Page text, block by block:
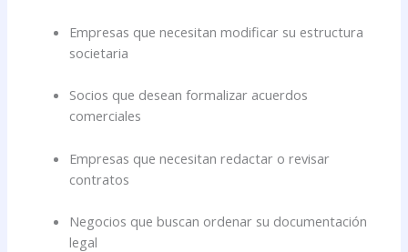
Empresas que necesitan modificar su estructura
societaria
Socios que desean formalizar acuerdos
comerciales
Empresas que necesitan redactar o revisar
contratos
Negocios que buscan ordenar su documentación
legal